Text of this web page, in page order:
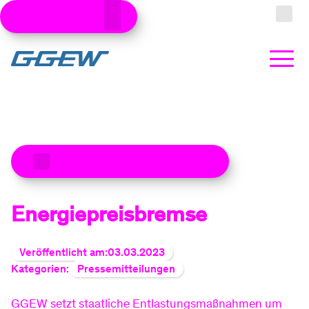
Kundenbereiche
Suche
Produkte
Stromtarife
Ökostrom
Dynamische Stromtarife
Gas
Produkte
Erdgastarife
Grundversorgung Gas
Wärmepumpe kaufen
Energiepreisbremse
Veröffentlicht am:03.03.2023
Kategorien:
Pressemitteilungen
GGEW setzt staatliche Entlastungsmaßnahmen um